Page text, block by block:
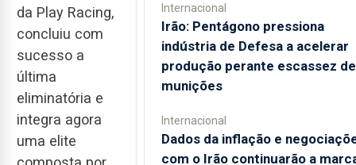
da Play Racing,
concluiu com
sucesso a
última
eliminatória e
integra agora
uma elite
Internacional
Irão: Pentágono pressiona
indústria de Defesa a acelerar
produção perante escassez de
munições
Internacional
Dados da inflação e
com o Irão continuarão a